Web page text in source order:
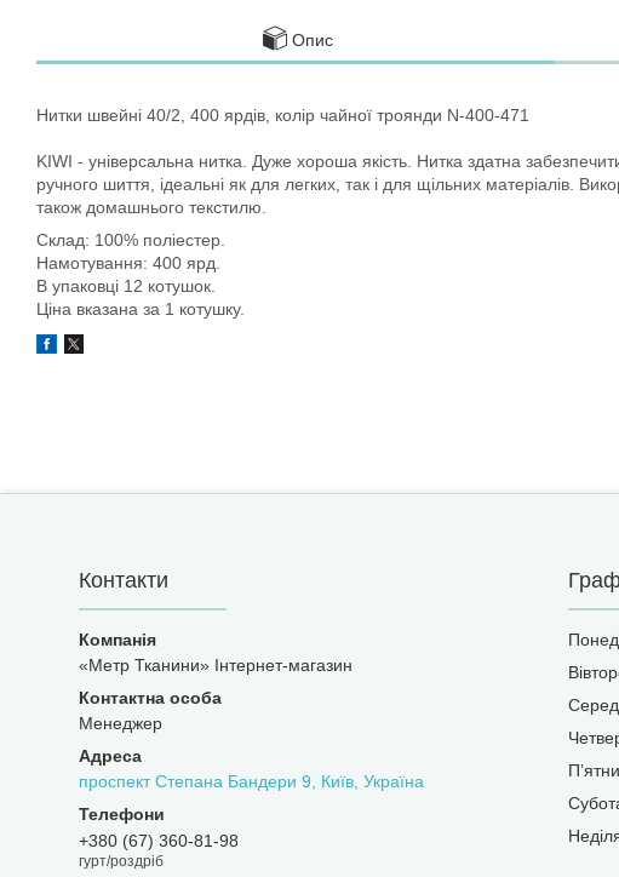
Опис
Нитки швейні 40/2, 400 ярдів, колір чайної троянди N-400-471
KIWI - універсальна нитка. Дуже хороша якість. Нитка здатна
ручного шиття, ідеальні як для легких, так і для щільних матеріалів.
також домашнього текстилю.
Склад: 100% поліестер.
Намотування: 400 ярд.
В упаковці 12 котушок.
Ціна вказана за 1 котушку.
Контакти
«Метр Тканини» Інтернет-магазин
Менеджер
проспект Степана Бандери 9, Київ, Україна
+380 (67) 360-81-98
гурт/роздріб